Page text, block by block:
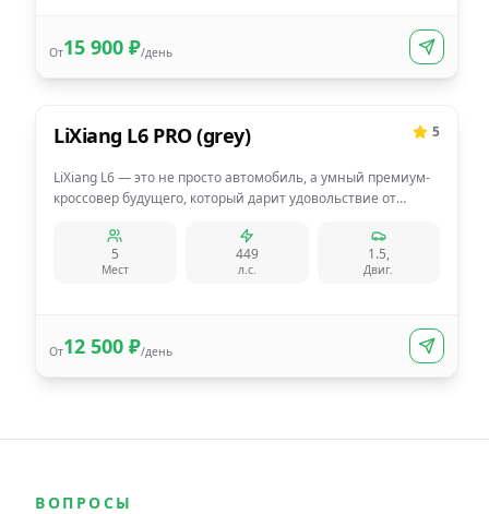
От15 900 ₽/день
Гибридная мощь
Гибрид
LiXiang L6 PRO (grey) 5
LiXiang L6 — это не просто автомобиль, а умный премиум-
кроссовер будущего, который дарит удовольствие от
5
Мест
449
л.с.
1.5,
Двиг.
От12 500 ₽/день
ВОПРОСЫ